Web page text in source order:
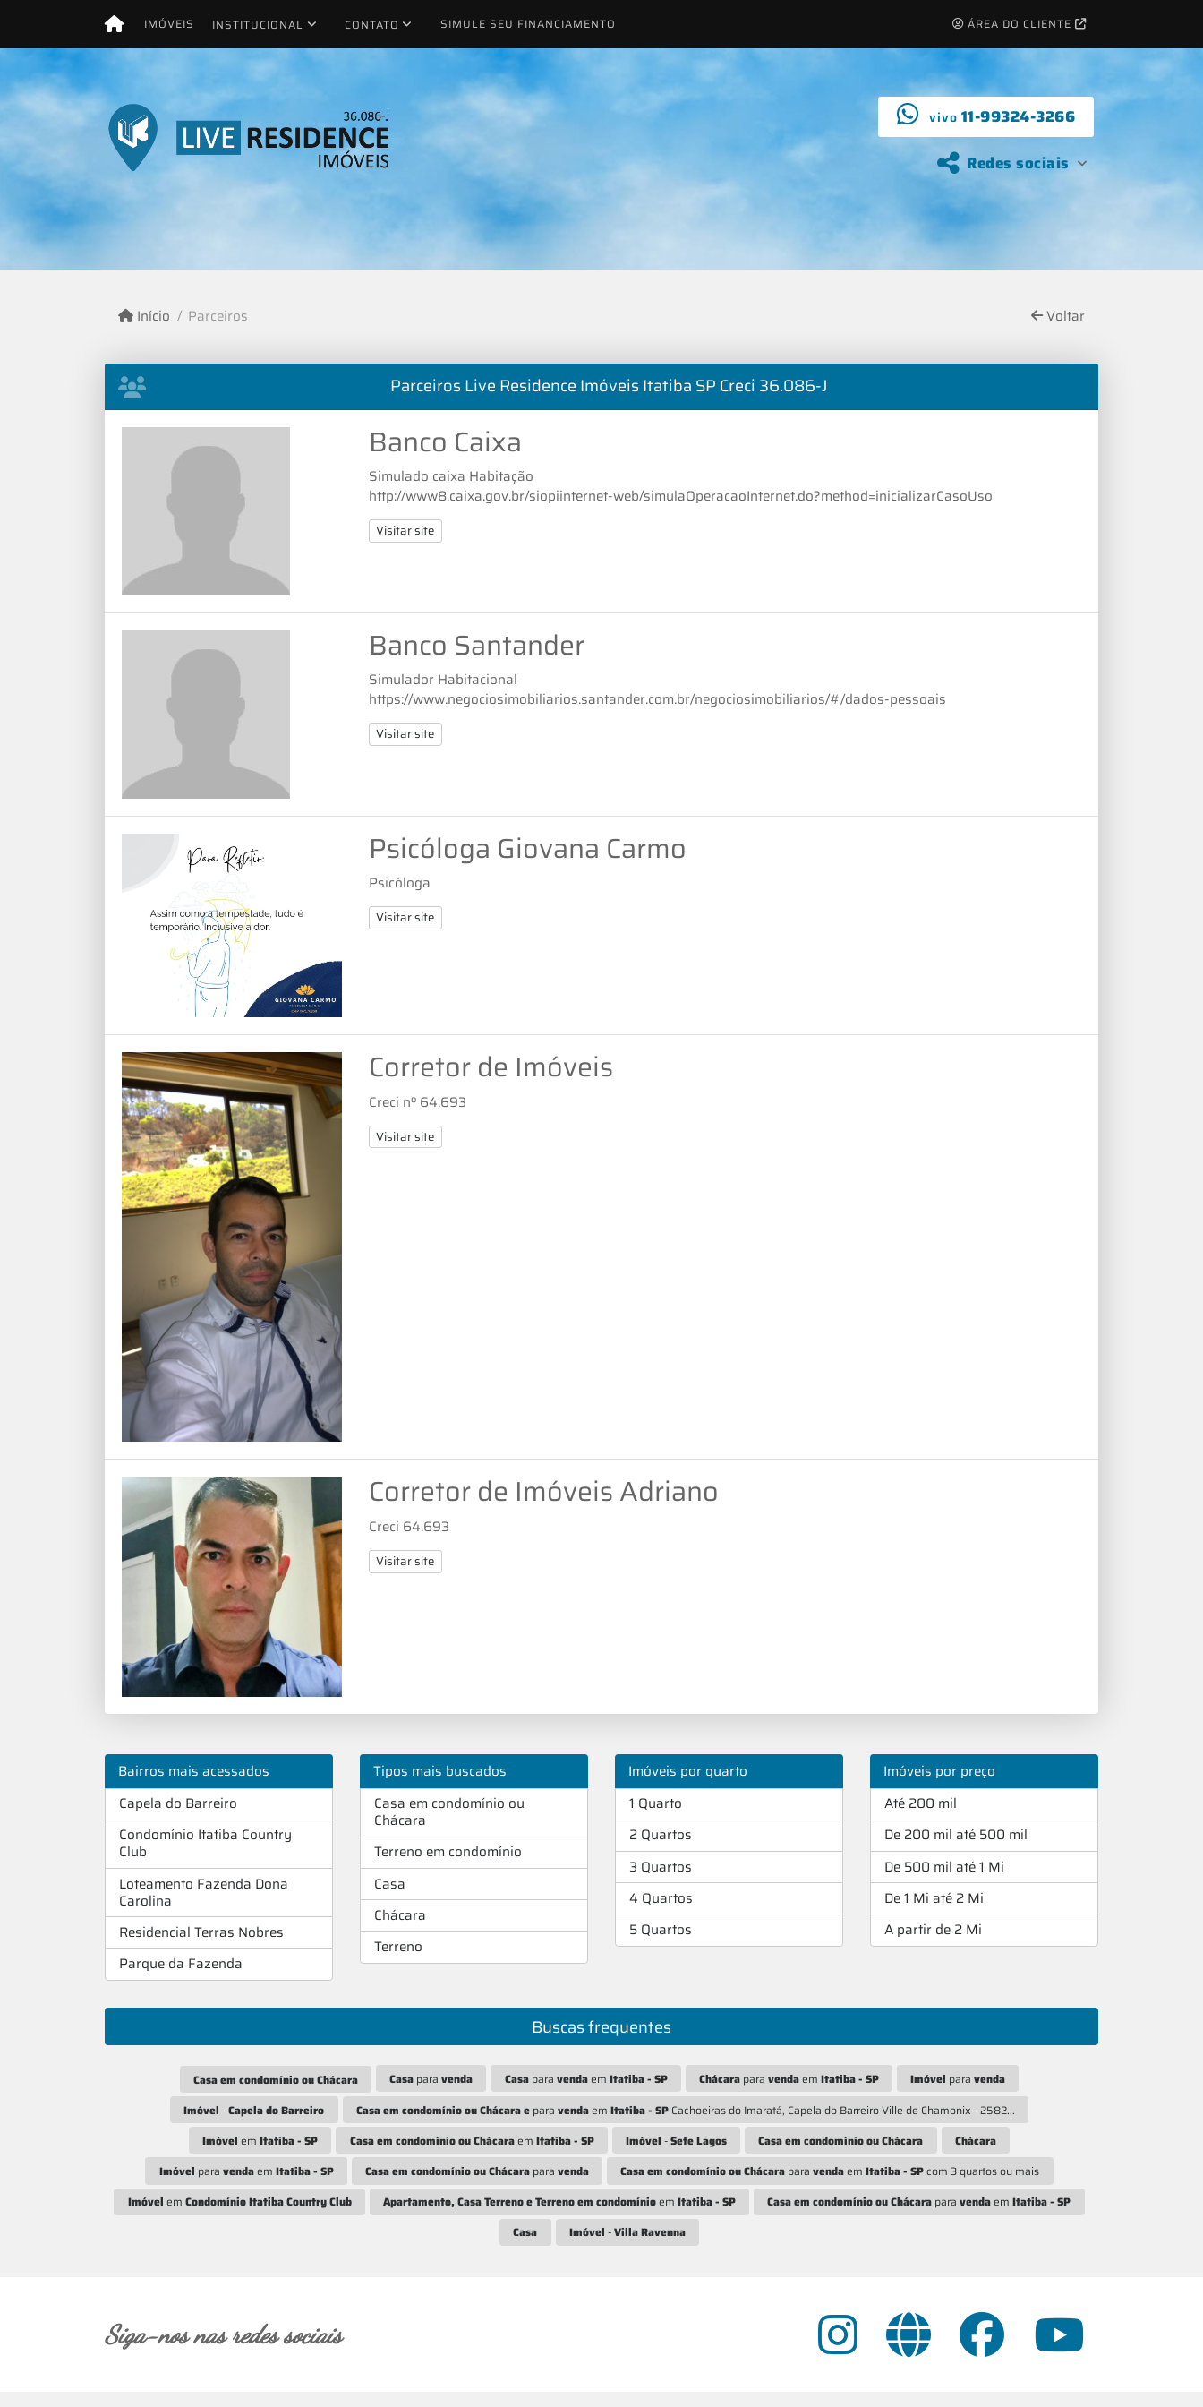
IMÓVEIS INSTITUCIONAL CONTATO SIMULE SEU FINANCIAMENTO ÁREA DO CLIENTE
vivo 11-99324-3266
Redes sociais
Início Parceiros Voltar
Parceiros Live Residence Imóveis Itatiba SP Creci 36.086-J
Banco Caixa
Simulado caixa Habitação
http://www8.caixa.gov.br/siopiinternet-web/simulaOperacaoInternet.do?method=inicializarCasoUso
Visitar site
Banco Santander
Simulador Habitacional
https://www.negociosimobiliarios.santander.com.br/negociosimobiliarios/#/dados-pessoais
Visitar site
Psicóloga Giovana Carmo
Psicóloga
Visitar site
Corretor de Imóveis
Creci nº 64.693
Visitar site
Corretor de Imóveis Adriano
Creci 64.693
Visitar site
Bairros mais acessados
Capela do Barreiro
Condomínio Itatiba Country
Club
Loteamento Fazenda Dona
Carolina
Residencial Terras Nobres
Parque da Fazenda
Tipos mais buscados
Casa em condomínio ou
Chácara
Terreno em condomínio
Casa
Chácara
Terreno
Imóveis por quarto
1 Quarto
2 Quartos
3 Quartos
4 Quartos
5 Quartos
Imóveis por preço
Até 200 mil
De 200 mil até 500 mil
De 500 mil até 1 Mi
De 1 Mi até 2 Mi
A partir de 2 Mi
Buscas frequentes
Casa em condomínio ou Chácara Casa paravenda Casapara vendaem Itatiba - SP Chácarapara vendaem Itatiba - SP Imóvel paravenda
Imóvel -Capela do Barreiro Casa em condomínio ou Chácara e para vendaem Itatiba - SPCachoeiras do Imaratá, Capela do Barreiro Ville de Chamonix - 2582...
Imóvel emItatiba - SP Casa em condomínio ou Chácaraem Itatiba - SP Imóvel -Sete Lagos Casa em condomínio ou Chácara
Chácara
Imóvel para vendaem Itatiba - SP Casa em condomínio ou Chácara para venda Casa em condomínio ou Chácara paravendaemItatiba - SPcom 3 quartos ou mais
Imóvel em Condomínio Itatiba Country Club Apartamento, Casa Terreno e Terreno em condomínioem Itatiba - SP Casa em condomínio ou Chácara paravendaemItatiba - SP
Casa
Imóvel -Villa Ravenna
Siga-nos nas redes sociais